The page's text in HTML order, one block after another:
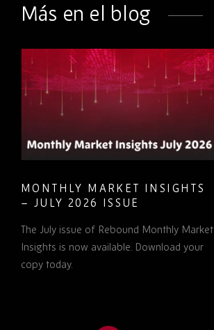
Más en el blog
MONTHLY MARKET INSIGHTS
– JULY 2026 ISSUE
The July issue of Rebound Monthly Market
Insights is now available. Download your
copy today.